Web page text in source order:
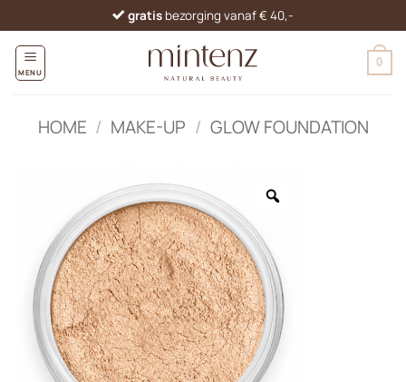
naar
inhoud
gratis bezorging vanaf € 40,-
MENU
0
HOME / MAKE-UP / GLOW FOUNDATION